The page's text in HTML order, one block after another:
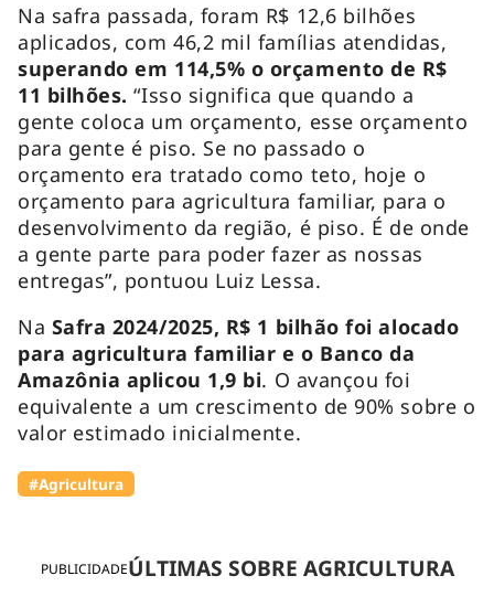
PUBLICIDADEÚLTIMAS SOBRE AGRICULTURA
Na safra passada, foram R$ 12,6 bilhões
aplicados, com 46,2 mil famílias atendidas,
superando em 114,5% o orçamento de R$
11 bilhões. “Isso significa que quando a
gente coloca um orçamento, esse orçamento
para gente é piso. Se no passado o
orçamento era tratado como teto, hoje o
orçamento para agricultura familiar, para o
desenvolvimento da região, é piso. É de onde
a gente parte para poder fazer as nossas
entregas”, pontuou Luiz Lessa.
Na Safra 2024/2025, R$ 1 bilhão foi alocado
para agricultura familiar e o Banco da
Amazônia aplicou 1,9 bi. O avançou foi
equivalente a um crescimento de 90% sobre o
valor estimado inicialmente.
#Agricultura